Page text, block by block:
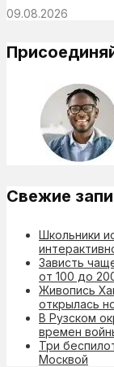
09.08.2026
Свежие
Школьники
Зависть
от 100 до
Живопись
открылась
В Рузском
времен
Три
Москвой